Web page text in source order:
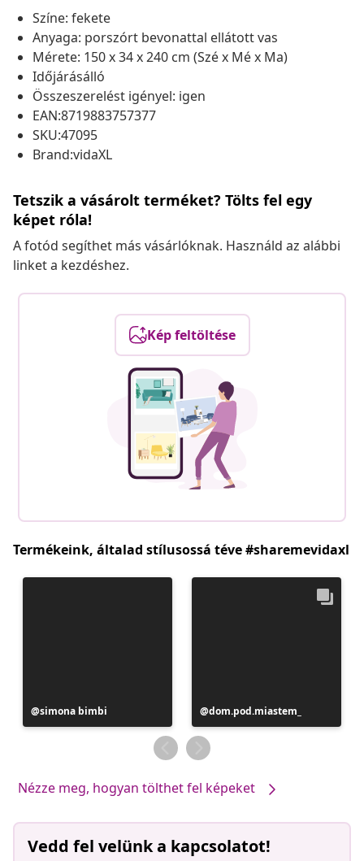
Színe: fekete
Anyaga: porszórt bevonattal ellátott vas
Mérete: 150 x 34 x 240 cm (Szé x Mé x Ma)
Időjárásálló
Összeszerelést igényel: igen
EAN:8719883757377
SKU:47095
Brand:vidaXL
Tetszik a vásárolt terméket? Tölts fel egy
képet róla!
A fotód segíthet más vásárlóknak. Használd az alábbi
linket a kezdéshez.
Kép feltöltése
Termékeink, általad stílusossá téve #sharemevidaxl
Bejegyzés
közzétevője
simona bimbi
Bejegyzés
közzétevője
dom.pod.miastem_
Nézze meg, hogyan tölthet fel képeket
Vedd fel velünk a kapcsolatot!